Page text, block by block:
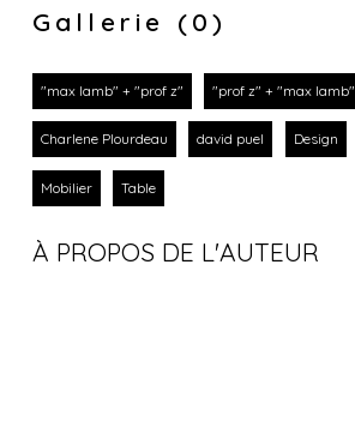
Gallerie (0)
"max lamb" + "prof z" "prof z" + "max lamb"
Charlene Plourdeau david puel Design
Mobilier Table
À PROPOS DE L'AUTEUR